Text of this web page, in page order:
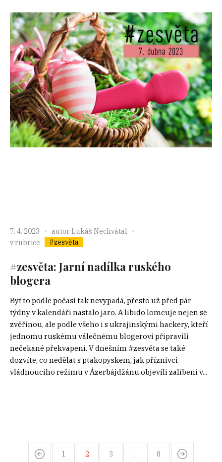
7. 4. 2023 autor Lukáš Nechvátal
v rubrice
#zesvěta
#zesvěta: Jarní nadílka ruského
blogera
Byť to podle počasí tak nevypadá, přesto už před pár
týdny v kalendáři nastalo jaro. A libido lomcuje nejen se
zvěřinou, ale podle všeho i s ukrajinskými hackery, kteří
jednomu ruskému válečnému blogerovi připravili
nečekané překvapení. V dnešním #zesvěta se také
dozvíte, co nedělat s ptakopyskem, jak příznivci
vládnoucího režimu v Ázerbájdžánu objevili zalíbení v...
1 2 3 … 8